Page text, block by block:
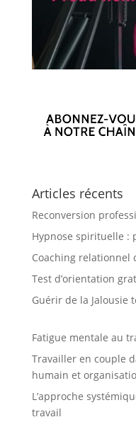
Articles récents
Reconversion
Hypnose spirituelle :
Coaching relationnel
Test d’orientation
Guérir de la Jalousie
Fatigue mentale au
Travailler en couple
humain et
L’approche
travail